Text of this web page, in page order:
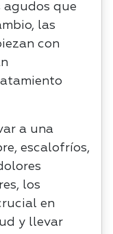
agudos que
las
con
a una
escalofríos,
los
en
y llevar